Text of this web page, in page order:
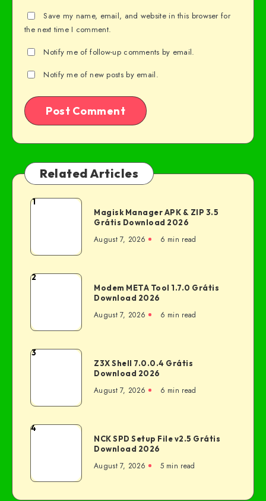
Save my name, email, and website in this browser for
the next time I comment.
Notify me of follow-up comments by email.
Notify me of new posts by email.
Related Articles
1
Magisk Manager APK & ZIP 3.5
Grátis Download 2026
August 7, 2026 6 min read
2
Modem META Tool 1.7.0 Grátis
Download 2026
August 7, 2026 6 min read
3
Z3X Shell 7.0.0.4 Grátis
Download 2026
August 7, 2026 6 min read
4
NCK SPD Setup File v2.5 Grátis
Download 2026
August 7, 2026 5 min read